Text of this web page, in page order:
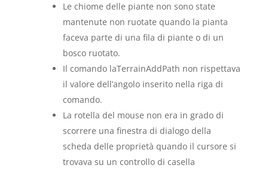
Le chiome delle piante non sono state
mantenute non ruotate quando la pianta
faceva parte di una fila di piante o di un
bosco ruotato.
Il comando laTerrainAddPath non rispettava
il valore dell’angolo inserito nella riga di
comando.
La rotella del mouse non era in grado di
scorrere una finestra di dialogo della
scheda delle proprietà quando il cursore si
trovava su un controllo di casella